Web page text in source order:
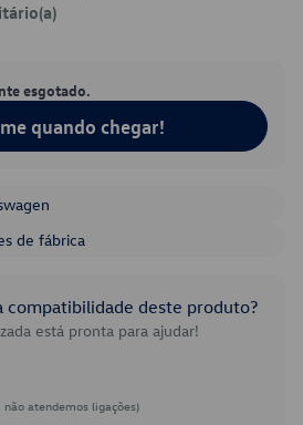
esgotado.
quando chegar!
de fábrica
compatibilidade deste produto?
está pronta para ajudar!
atendemos ligações)